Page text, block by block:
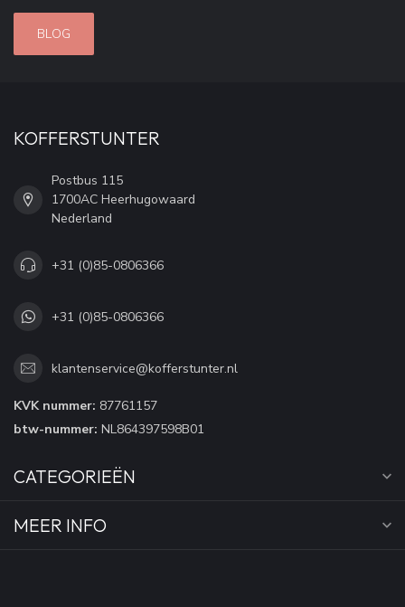
BLOG
KOFFERSTUNTER
Postbus 115
1700AC Heerhugowaard
Nederland
+31 (0)85-0806366
+31 (0)85-0806366
klantenservice@kofferstunter.nl
KVK nummer: 87761157
btw-nummer: NL864397598B01
CATEGORIEËN
MEER INFO